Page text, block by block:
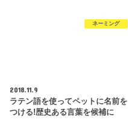
ネーミング
2018.11.9
ラテン語を使ってペットに名前を
つける!歴史ある言葉を候補に